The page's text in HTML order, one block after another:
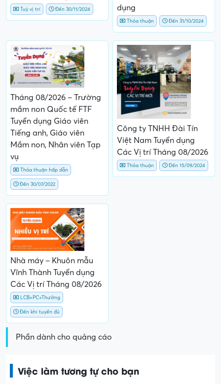
Tuỳ vị trí Đến 30/11/2024
dụng
Thỏa thuận Đến 31/10/2024
Tháng 08/2026 – Trường
mầm non Quốc tế FTF
Tuyển dụng Giáo viên
Tiếng anh, Giáo viên
Mầm non, Nhân viên Tạp
vụ
Thỏa thuận hấp dẫn
Đến 30/07/2022
Công ty TNHH Đài Tín
Việt Nam Tuyển dụng
Các Vị trí Tháng 08/2026
Thỏa thuận Đến 15/09/2024
Nhà máy – Khuôn mẫu
Vĩnh Thành Tuyển dụng
Các Vị trí Tháng 08/2026
LCB+PC+Thưởng
Đến khi tuyển đủ
Phần dành cho quảng cáo
Việc làm tương tự cho bạn